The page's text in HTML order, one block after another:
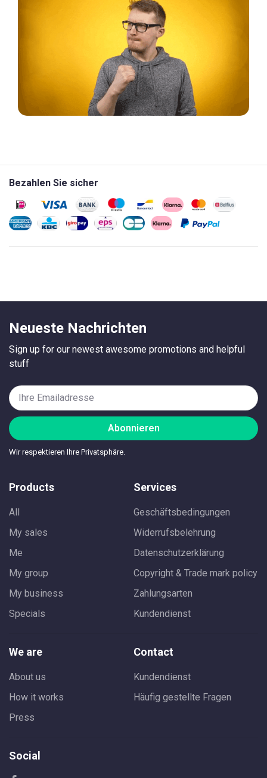
Bezahlen Sie sicher
Neueste Nachrichten
Sign up for our newest awesome promotions and helpful
stuff
Abonnieren
Wir respektieren Ihre Privatsphäre.
Products
All
My sales
Me
My group
My business
Specials
Services
Geschäftsbedingungen
Widerrufsbelehrung
Datenschutzerklärung
Copyright & Trade mark policy
Zahlungsarten
Kundendienst
We are
About us
How it works
Press
Contact
Kundendienst
Häufig gestellte Fragen
Social